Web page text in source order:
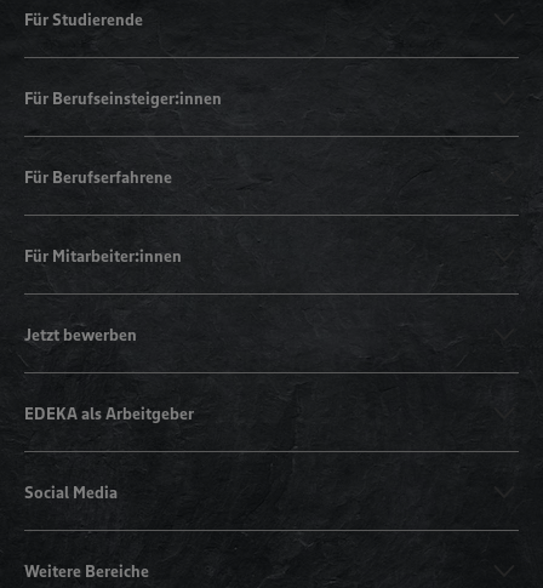
Für Studierende
Für Berufseinsteiger:innen
Für Berufserfahrene
Für Mitarbeiter:innen
Jetzt bewerben
EDEKA als Arbeitgeber
Social Media
Weitere Bereiche